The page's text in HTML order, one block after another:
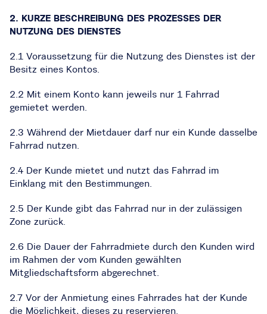
2. KURZE BESCHREIBUNG DES PROZESSES DER
NUTZUNG DES DIENSTES
2.1 Voraussetzung für die Nutzung des Dienstes ist der
Besitz eines Kontos.
2.2 Mit einem Konto kann jeweils nur 1 Fahrrad
gemietet werden.
2.3 Während der Mietdauer darf nur ein Kunde dasselbe
Fahrrad nutzen.
2.4 Der Kunde mietet und nutzt das Fahrrad im
Einklang mit den Bestimmungen.
2.5 Der Kunde gibt das Fahrrad nur in der zulässigen
Zone zurück.
2.6 Die Dauer der Fahrradmiete durch den Kunden wird
im Rahmen der vom Kunden gewählten
Mitgliedschaftsform abgerechnet.
2.7 Vor der Anmietung eines Fahrrades hat der Kunde
die Möglichkeit, dieses zu reservieren.